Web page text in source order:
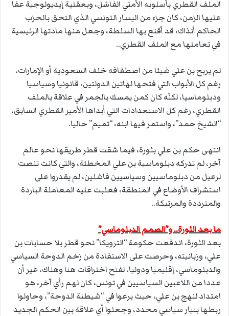
الملف القطري بأسلوبه الأمني الفاشل، وبعقلية إيديولوجية عفا
عليها الزمن، كان جزء من اليسار التونسي الذي التحق بالحزب
الحاكم أنذاك، قد أقنع بها السلطة، وجعل منها مادتها الرئيسية
في تعاملها مع الملف القطري..
لم يربح بن علي شيئا من اصطفافه خلف السعودية أو الإمارات،
رغم كل الأبواب التي فتحها لهاتين الدولتين، قانونيا وسياسيا
ودبلوماسيا، لكنّه كان كمن يمسك بالجمر في علاقة بالملف
القطري، رغم كل الاستعدادات التي أبداها الأمير القطري السابق،
“الشيخ حمد”، واستمر فيها ابنه، “تميم” حاليا.
انتهى حكم بن علي بثورة، فيما شقت قطر طريقها نحو عالم
آخر، لم تدركه دبلوماسية بن علي المخطئة، والتي كانت تنصت
لرعيل من دبلوماسيين وسياسيين فاشلين، لم يقدروا على
استشراف الأوضاع في المنطقة، فغلبت عليه المعاملة الباردة
والمترددة والمرتبكة..
ما بعد الثورة.. و”الصمم الدبلوماسي”
بعد الثورة، اندفعت حكومة “الترويكا” نحو قطر بلا حسابات بن
علي، وزبانيته، وحرصت على الاستفادة من زخم الدوحة السياسي
والدبلوماسي، إقليميا ودوليا، لفتح اختراقات هنا وهناك، غير أن
عددا من اللاعبين السياسيين في تونس، كان لهم رأي آخر، هو
امتداد لنهج بن علي، حيث برعوا في “شيطنة الدوحة”، وحاولوا
ربطها بتيار سياسي محدد، وجعلوا أي علاقة بين الحكم الجديد